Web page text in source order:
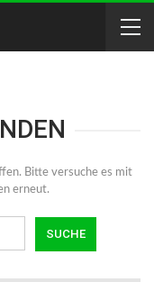
Bitte versuche es mit
erneut.